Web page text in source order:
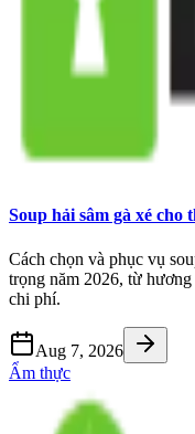
Soup hải sâm gà xé
Cách chọn và phục vụ
trọng năm 2026, từ
chi phí.
Aug 7, 2026
Ẩm thực